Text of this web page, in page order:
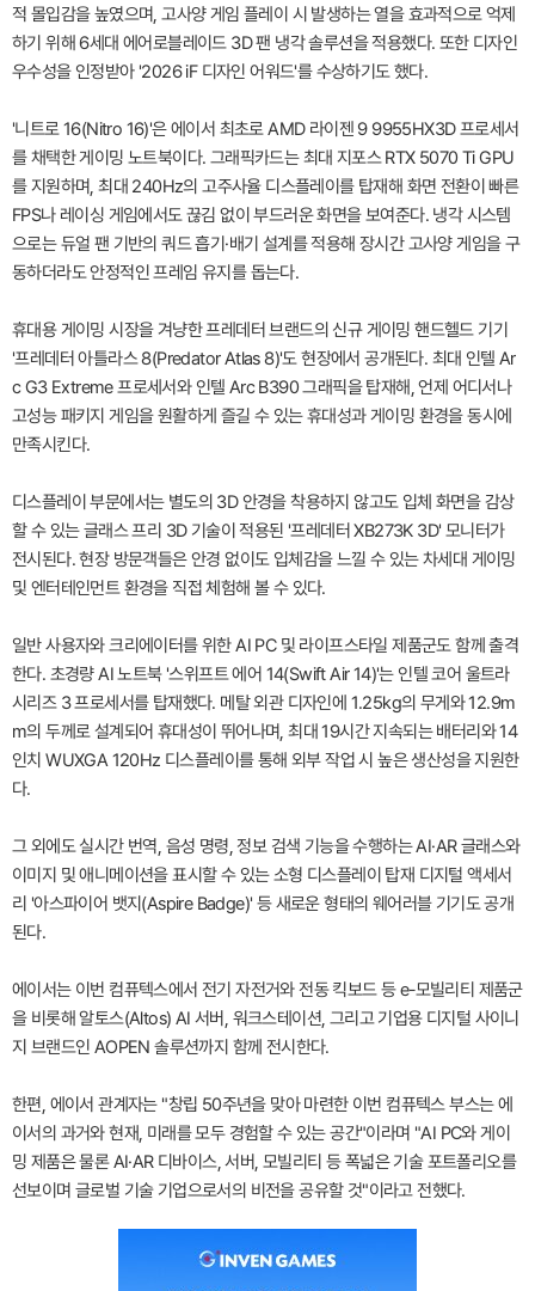
적 몰입감을 높였으며, 고사양 게임 플레이 시 발생하는 열을 효과적으로 억제
하기 위해 6세대 에어로블레이드 3D 팬 냉각 솔루션을 적용했다. 또한 디자인
우수성을 인정받아 '2026 iF 디자인 어워드'를 수상하기도 했다.
'니트로 16(Nitro 16)'은 에이서 최초로 AMD 라이젠 9 9955HX3D 프로세서
를 채택한 게이밍 노트북이다. 그래픽카드는 최대 지포스 RTX 5070 Ti GPU
를 지원하며, 최대 240Hz의 고주사율 디스플레이를 탑재해 화면 전환이 빠른
FPS나 레이싱 게임에서도 끊김 없이 부드러운 화면을 보여준다. 냉각 시스템
으로는 듀얼 팬 기반의 쿼드 흡기·배기 설계를 적용해 장시간 고사양 게임을 구
동하더라도 안정적인 프레임 유지를 돕는다.
휴대용 게이밍 시장을 겨냥한 프레데터 브랜드의 신규 게이밍 핸드헬드 기기
'프레데터 아틀라스 8(Predator Atlas 8)'도 현장에서 공개된다. 최대 인텔 Ar
c G3 Extreme 프로세서와 인텔 Arc B390 그래픽을 탑재해, 언제 어디서나
고성능 패키지 게임을 원활하게 즐길 수 있는 휴대성과 게이밍 환경을 동시에
만족시킨다.
디스플레이 부문에서는 별도의 3D 안경을 착용하지 않고도 입체 화면을 감상
할 수 있는 글래스 프리 3D 기술이 적용된 '프레데터 XB273K 3D' 모니터가
전시된다. 현장 방문객들은 안경 없이도 입체감을 느낄 수 있는 차세대 게이밍
및 엔터테인먼트 환경을 직접 체험해 볼 수 있다.
일반 사용자와 크리에이터를 위한 AI PC 및 라이프스타일 제품군도 함께 출격
한다. 초경량 AI 노트북 '스위프트 에어 14(Swift Air 14)'는 인텔 코어 울트라
시리즈 3 프로세서를 탑재했다. 메탈 외관 디자인에 1.25kg의 무게와 12.9m
m의 두께로 설계되어 휴대성이 뛰어나며, 최대 19시간 지속되는 배터리와 14
인치 WUXGA 120Hz 디스플레이를 통해 외부 작업 시 높은 생산성을 지원한
다.
그 외에도 실시간 번역, 음성 명령, 정보 검색 기능을 수행하는 AI·AR 글래스와
이미지 및 애니메이션을 표시할 수 있는 소형 디스플레이 탑재 디지털 액세서
리 '아스파이어 뱃지(Aspire Badge)' 등 새로운 형태의 웨어러블 기기도 공개
된다.
에이서는 이번 컴퓨텍스에서 전기 자전거와 전동 킥보드 등 e-모빌리티 제품군
을 비롯해 알토스(Altos) AI 서버, 워크스테이션, 그리고 기업용 디지털 사이니
지 브랜드인 AOPEN 솔루션까지 함께 전시한다.
한편, 에이서 관계자는 "창립 50주년을 맞아 마련한 이번 컴퓨텍스 부스는 에
이서의 과거와 현재, 미래를 모두 경험할 수 있는 공간"이라며 "AI PC와 게이
밍 제품은 물론 AI·AR 디바이스, 서버, 모빌리티 등 폭넓은 기술 포트폴리오를
선보이며 글로벌 기술 기업으로서의 비전을 공유할 것"이라고 전했다.